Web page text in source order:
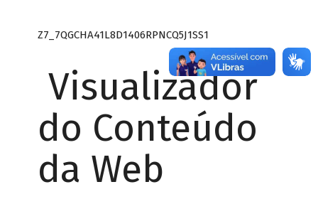
Z7_7QGCHA41L8D1406RPNCQ5J1SS1
Visualizador
do Conteúdo
da Web